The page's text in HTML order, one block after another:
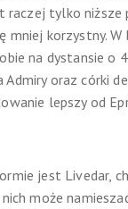
tylko
korzystny.
na dystansie o
oraz córki
lepszy od
jest Livedar,
może